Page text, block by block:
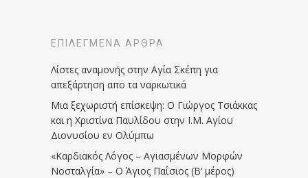
ΕΠΙΛΕΓΜΈΝΑ ΆΡΘΡΑ
Λίστες αναμονής στην Αγία Σκέπη για
απεξάρτηση απο τα ναρκωτικά
Μια ξεχωριστή επίσκεψη: Ο Γιώργος Τσιάκκας
και η Χριστίνα Παυλίδου στην Ι.Μ. Αγίου
Διονυσίου εν Ολύμπω
«Καρδιακός Λόγος – Αγιασμένων Μορφών
Νοσταλγία» – Ο Άγιος Παΐσιος (Β’ μέρος)